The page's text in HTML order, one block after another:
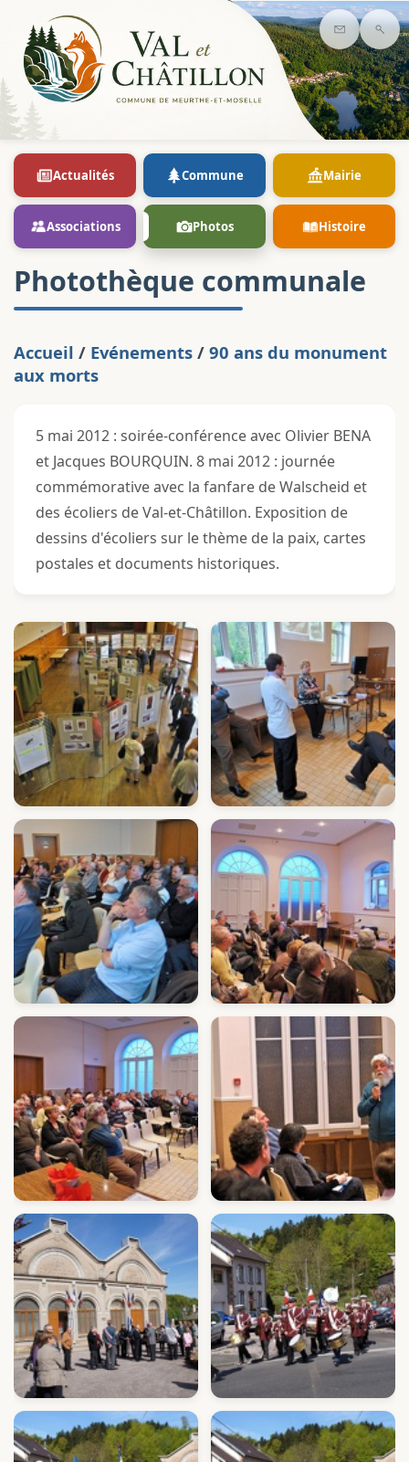
Contact
Actualités Commune Mairie
Associations Photos Histoire
Photothèque communale
Accueil / Evénements / 90 ans du monument
aux morts
5 mai 2012 : soirée-conférence avec Olivier BENA
et Jacques BOURQUIN. 8 mai 2012 : journée
commémorative avec la fanfare de Walscheid et
des écoliers de Val-et-Châtillon. Exposition de
dessins d'écoliers sur le thème de la paix, cartes
postales et documents historiques.